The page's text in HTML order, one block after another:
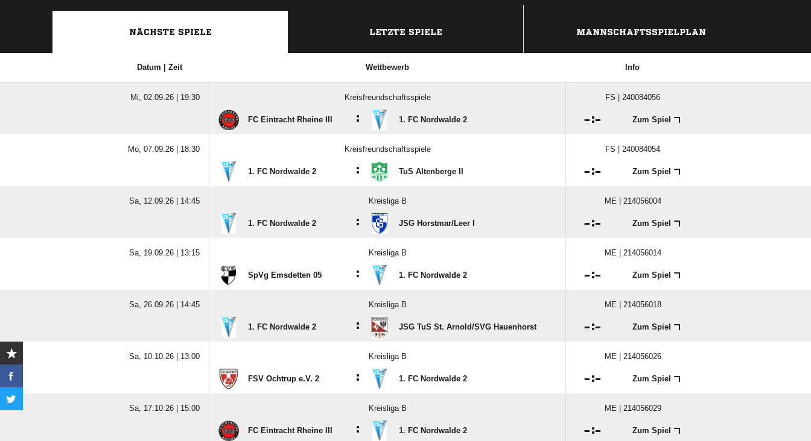
NÄCHSTE SPIELE LETZTE SPIELE MANNSCHAFTSSPIELPLAN
Datum | Zeit Wettbewerb Info
Mi, 02.09.26 | 19:30 Kreisfreundschaftsspiele FS | 240084056
FC Eintracht Rheine III : 1. FC Nordwalde 2 : Zum Spiel
Mo, 07.09.26 | 18:30 Kreisfreundschaftsspiele FS | 240084054
1. FC Nordwalde 2 : TuS Altenberge II : Zum Spiel
Sa, 12.09.26 | 14:45 Kreisliga B ME | 214056004
1. FC Nordwalde 2 : JSG Horstmar/​Leer I : Zum Spiel
Sa, 19.09.26 | 13:15 Kreisliga B ME | 214056014
SpVg Emsdetten 05 : 1. FC Nordwalde 2 : Zum Spiel
Sa, 26.09.26 | 14:45 Kreisliga B ME | 214056018
1. FC Nordwalde 2 : JSG TuS St. Arnold/​SVG Hauenhorst : Zum Spiel
Sa, 10.10.26 | 13:00 Kreisliga B ME | 214056026
FSV Ochtrup e.V. 2 : 1. FC Nordwalde 2 : Zum Spiel
Sa, 17.10.26 | 15:00 Kreisliga B ME | 214056029
FC Eintracht Rheine III : 1. FC Nordwalde 2 : Zum Spiel